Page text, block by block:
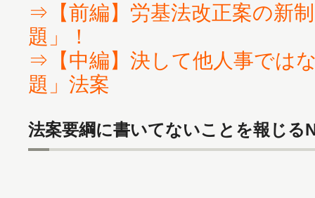
⇒【前編】労基法改正案の新
題」！
⇒【中編】決して他人事では
題」法案
法案要綱に書いてないことを報じる